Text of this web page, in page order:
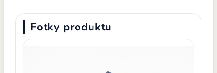
Fotky produktu